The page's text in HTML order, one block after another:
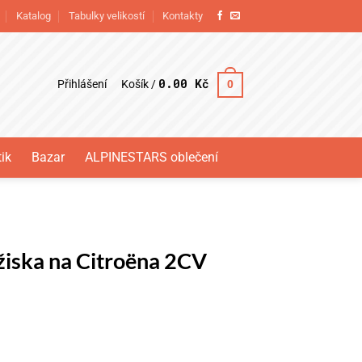
Katalog Tabulky velikostí Kontakty
Přihlášení Košík / 0.00 Kč 0
Bazar ALPINESTARS oblečení
na Citroëna 2CV
2CV množství